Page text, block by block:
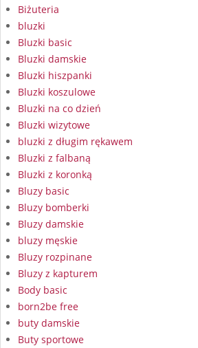
Biżuteria
bluzki
Bluzki basic
Bluzki damskie
Bluzki hiszpanki
Bluzki koszulowe
Bluzki na co dzień
Bluzki wizytowe
bluzki z długim rękawem
Bluzki z falbaną
Bluzki z koronką
Bluzy basic
Bluzy bomberki
Bluzy damskie
bluzy męskie
Bluzy rozpinane
Bluzy z kapturem
Body basic
born2be free
buty damskie
Buty sportowe